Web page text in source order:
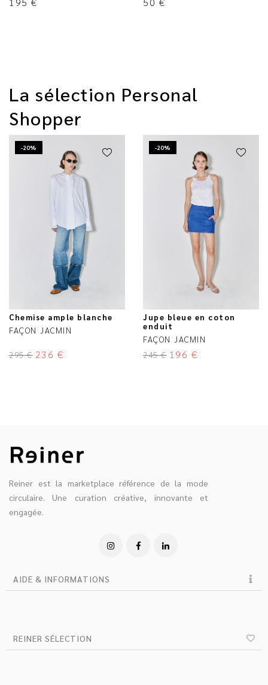
La sélection Personal
Shopper
-20%
Chemise ample blanche
FAÇON JACMIN
295€ 236 €
-20%
Jupe bleue en coton
enduit
FAÇON JACMIN
245€ 196 €
Reiner est la marketplace référence de la mode
circulaire. Une curation créative, innovante et
engagée.
AIDE & INFORMATIONS
REINER SÉLECTION